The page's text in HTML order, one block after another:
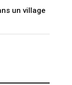
un village